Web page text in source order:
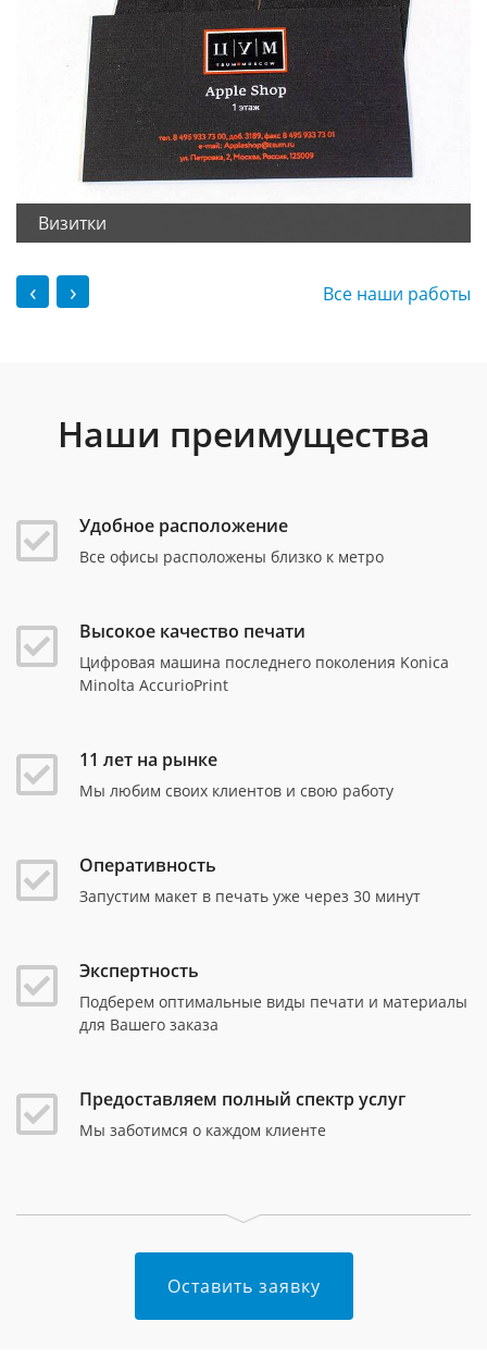
Визитки
‹ › Все наши работы
Наши преимущества
Удобное расположение
Все офисы расположены близко к метро
Высокое качество печати
Цифровая машина последнего поколения Konica
Minolta AccurioPrint
11 лет на рынке
Мы любим своих клиентов и свою работу
Оперативность
Запустим макет в печать уже через 30 минут
Экспертность
Подберем оптимальные виды печати и материалы
для Вашего заказа
Предоставляем полный спектр услуг
Мы заботимся о каждом клиенте
Оставить заявку